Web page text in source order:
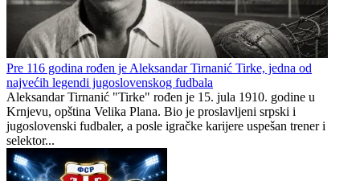
Pre 116 godina rođen je Aleksandar Tirnanić Tirke, jedna od
najvećih legendi jugoslovenskog fudbala
Aleksandar Tirnanić "Tirke" rođen je 15. jula 1910. godine u
Krnjevu, opština Velika Plana. Bio je proslavljeni srpski i
jugoslovenski fudbaler, a posle igračke karijere uspešan trener i
selektor...